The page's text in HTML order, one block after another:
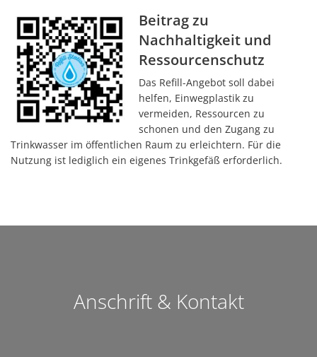
Beitrag zu
Nachhaltigkeit und
Ressourcenschutz
Das Refill-Angebot soll dabei
helfen, Einwegplastik zu
vermeiden, Ressourcen zu
schonen und den Zugang zu
Trinkwasser im öffentlichen Raum zu erleichtern. Für die
Nutzung ist lediglich ein eigenes Trinkgefäß erforderlich.
Anschrift & Kontakt